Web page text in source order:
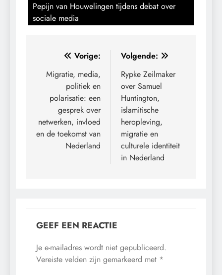
Pepijn van Houwelingen tijdens debat over
sociale media
Bericht
navigatie
Vorige:
Migratie, media,
politiek en
polarisatie: een
gesprek over
netwerken, invloed
en de toekomst van
Nederland
Volgende:
Rypke Zeilmaker
over Samuel
Huntington,
islamitische
heropleving,
migratie en
culturele identiteit
in Nederland
GEEF EEN REACTIE
Je e-mailadres wordt niet gepubliceerd.
Vereiste velden zijn gemarkeerd met *